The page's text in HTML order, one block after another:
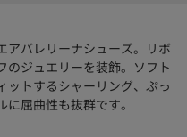
アバレリーナシューズ。リボ
のジュエリーを装飾。ソフト
ットするシャーリング、ぷっ
屈曲性も抜群です。